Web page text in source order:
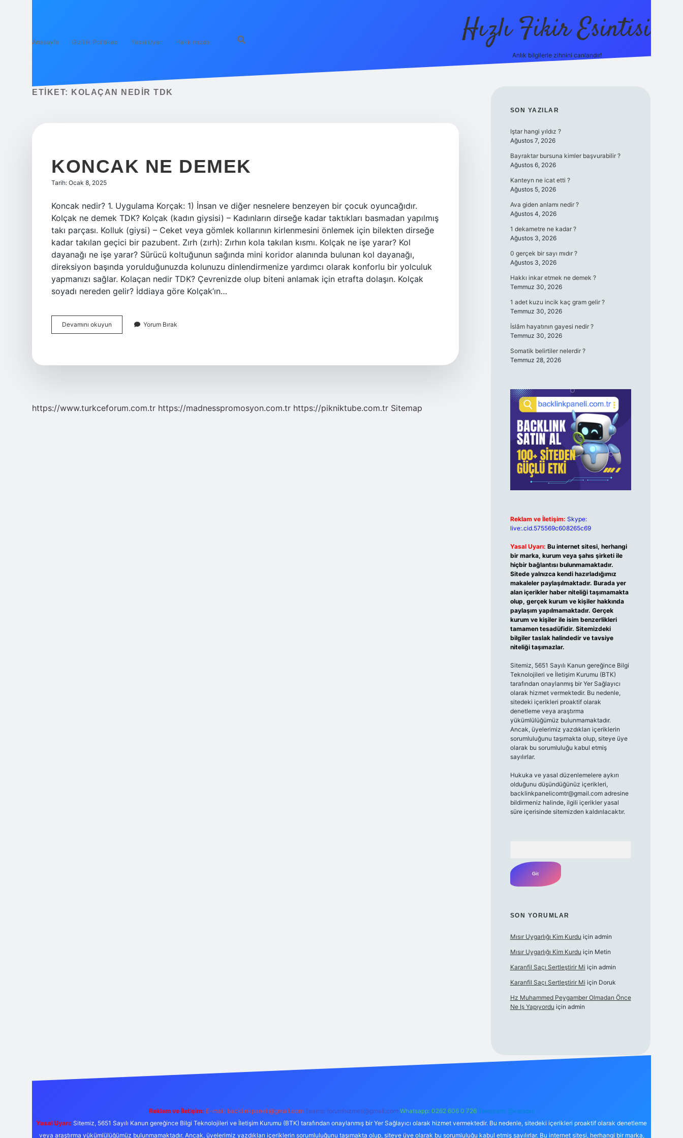
Anasayfa Gizlilik Politikası Yasal Uyarı Hakkımızda Hızlı Fikir Esintisi
Anlık bilgilerle zihnini canlandır!
ETIKET: KOLAÇAN NEDIR TDK
KONCAK NE DEMEK
Tarih: Ocak 8, 2025
Koncak nedir? 1. Uygulama Korçak: 1) İnsan ve diğer nesnelere benzeyen bir çocuk oyuncağıdır.
Kolçak ne demek TDK? Kolçak (kadın giysisi) – Kadınların dirseğe kadar taktıkları basmadan yapılmış
takı parçası. Kolluk (giysi) – Ceket veya gömlek kollarının kirlenmesini önlemek için bilekten dirseğe
kadar takılan geçici bir pazubent. Zırh (zırh): Zırhın kola takılan kısmı. Kolçak ne işe yarar? Kol
dayanağı ne işe yarar? Sürücü koltuğunun sağında mini koridor alanında bulunan kol dayanağı,
direksiyon başında yorulduğunuzda kolunuzu dinlendirmenize yardımcı olarak konforlu bir yolculuk
yapmanızı sağlar. Kolaçan nedir TDK? Çevrenizde olup biteni anlamak için etrafta dolaşın. Kolçak
soyadı nereden gelir? İddiaya göre Kolçak’ın…
Devamını okuyun
Ne
Yorum Bırak
https://www.turkceforum.com.tr https://madnesspromosyon.com.tr https://pikniktube.com.tr Sitemap
SIDEBAR
SON YAZILAR
Iştar hangi yıldız ?
Ağustos 7, 2026
Bayraktar bursuna kimler başvurabilir ?
Ağustos 6, 2026
Kanteyn ne icat etti ?
Ağustos 5, 2026
Ava giden anlamı nedir ?
Ağustos 4, 2026
1 dekametre ne kadar ?
Ağustos 3, 2026
0 gerçek bir sayı mıdır ?
Ağustos 3, 2026
Hakkı inkar etmek ne demek ?
Temmuz 30, 2026
1 adet kuzu incik kaç gram gelir ?
Temmuz 30, 2026
İslâm hayatının gayesi nedir ?
Temmuz 30, 2026
Somatik belirtiler nelerdir ?
Temmuz 28, 2026
Reklam ve İletişim: Skype:
live:.cid.575569c608265c69
Yasal Uyarı: Bu internet sitesi, herhangi
bir marka, kurum veya şahıs şirketi ile
hiçbir bağlantısı bulunmamaktadır.
Sitede yalnızca kendi hazırladığımız
makaleler paylaşılmaktadır. Burada yer
alan içerikler haber niteliği taşımamakta
olup, gerçek kurum ve kişiler hakkında
paylaşım yapılmamaktadır. Gerçek
kurum ve kişiler ile isim benzerlikleri
tamamen tesadüfidir. Sitemizdeki
bilgiler taslak halindedir ve tavsiye
niteliği taşımazlar.
Sitemiz, 5651 Sayılı Kanun gereğince Bilgi
Teknolojileri ve İletişim Kurumu (BTK)
tarafından onaylanmış bir Yer Sağlayıcı
olarak hizmet vermektedir. Bu nedenle,
sitedeki içerikleri proaktif olarak
denetleme veya araştırma
yükümlülüğümüz bulunmamaktadır.
Ancak, üyelerimiz yazdıkları içeriklerin
sorumluluğunu taşımakta olup, siteye üye
olarak bu sorumluluğu kabul etmiş
sayılırlar.
Hukuka ve yasal düzenlemelere aykırı
olduğunu düşündüğünüz içerikleri,
backlinkpanelicomtr@gmail.comadresine
bildirmeniz halinde, ilgili içerikler yasal
süre içerisinde sitemizden kaldırılacaktır.
SON YORUMLAR
Mısır Uygarlığı Kim Kurdu için admin
Mısır Uygarlığı Kim Kurdu için Metin
Karanfil Saçı Sertleştirir Mi için admin
Karanfil Saçı Sertleştirir Mi için Doruk
Hz Muhammed Peygamber Olmadan Önce
Ne Iş Yapıyordu için admin
Reklam ve İletişim: E-mail: backlinkpaneli@gmail.com Teams: forumhizmeti@gmail.com Whatsapp: 0262 606 0 726 Telegram: @karabul
Yasal Uyarı: Sitemiz, 5651 Sayılı Kanun gereğince Bilgi Teknolojileri ve İletişim Kurumu (BTK) tarafından onaylanmış bir Yer Sağlayıcı olarak hizmet vermektedir. Bu nedenle, sitedeki içerikleri proaktif olarak denetleme
veya araştırma yükümlülüğümüz bulunmamaktadır. Ancak, üyelerimiz yazdıkları içeriklerin sorumluluğunu taşımakta olup, siteye üye olarak bu sorumluluğu kabul etmiş sayılırlar. Bu internet sitesi, herhangi bir marka,